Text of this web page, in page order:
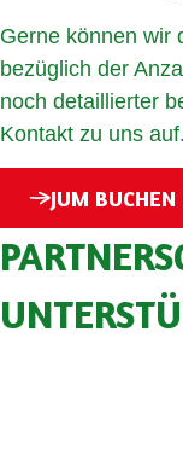
Gerne können wir
bezüglich der
noch detaillierter
Kontakt zu uns auf.
JUM BUCHEN